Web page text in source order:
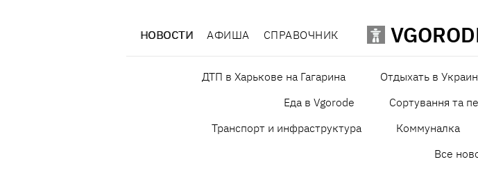
НОВОСТИ АФИША СПРАВОЧНИК
ДТП в Харькове на Гагарина Отдыхать в
Еда в Vgorode
Сортування та
Транспорт и инфраструктура
Коммуналка
Все